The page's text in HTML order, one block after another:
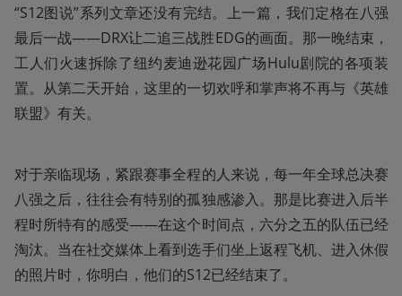
“S12图说”系列文章还没有完结。上一篇，我们定格在八强
最后一战——DRX让二追三战胜EDG的画面。那一晚结束，
工人们火速拆除了纽约麦迪逊花园广场Hulu剧院的各项装
置。从第二天开始，这里的一切欢呼和掌声将不再与《英雄
联盟》有关。
对于亲临现场，紧跟赛事全程的人来说，每一年全球总决赛
八强之后，往往会有特别的孤独感渗入。那是比赛进入后半
程时所特有的感受——在这个时间点，六分之五的队伍已经
淘汰。当在社交媒体上看到选手们坐上返程飞机、进入休假
的照片时，你明白，他们的S12已经结束了。